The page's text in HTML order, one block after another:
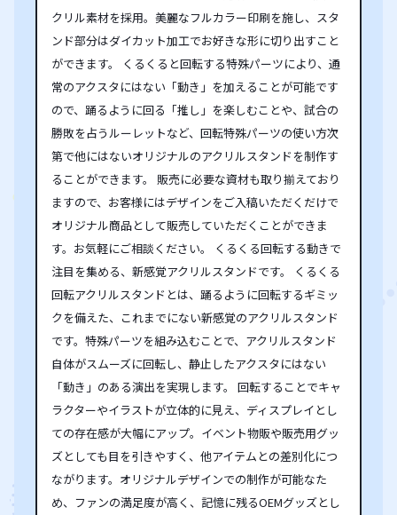
クリル素材を採用。美麗なフルカラー印刷を施し、スタ
ンド部分はダイカット加工でお好きな形に切り出すこと
ができます。 くるくると回転する特殊パーツにより、通
常のアクスタにはない「動き」を加えることが可能です
ので、踊るように回る「推し」を楽しむことや、試合の
勝敗を占うルーレットなど、回転特殊パーツの使い方次
第で他にはないオリジナルのアクリルスタンドを制作す
ることができます。 販売に必要な資材も取り揃えており
ますので、お客様にはデザインをご入稿いただくだけで
オリジナル商品として販売していただくことができま
す。お気軽にご相談ください。 くるくる回転する動きで
注目を集める、新感覚アクリルスタンドです。 くるくる
回転アクリルスタンドとは、踊るように回転するギミッ
クを備えた、これまでにない新感覚のアクリルスタンド
です。特殊パーツを組み込むことで、アクリルスタンド
自体がスムーズに回転し、静止したアクスタにはない
「動き」のある演出を実現します。 回転することでキャ
ラクターやイラストが立体的に見え、ディスプレイとし
ての存在感が大幅にアップ。イベント物販や販売用グッ
ズとしても目を引きやすく、他アイテムとの差別化につ
ながります。オリジナルデザインでの制作が可能なた
め、ファンの満足度が高く、記憶に残るOEMグッズとし